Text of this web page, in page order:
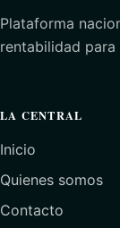
Plataforma
rentabilidad
LA CENTRAL
Inicio
Quienes somos
Contacto